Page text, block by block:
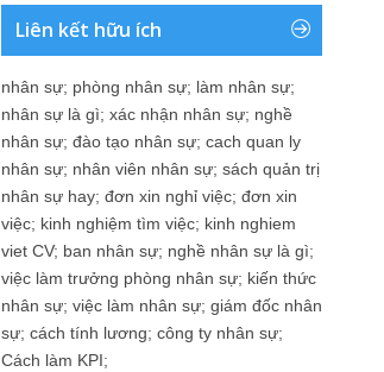
Liên kết hữu ích
nhân sự; phòng nhân sự; làm nhân sự;
nhân sự là gì; xác nhận nhân sự; nghề
nhân sự; đào tạo nhân sự; cach quan ly
nhân sự; nhân viên nhân sự; sách quản trị
nhân sự hay; đơn xin nghỉ việc; đơn xin
việc; kinh nghiệm tìm việc; kinh nghiem
viet CV; ban nhân sự; nghề nhân sự là gì;
việc làm trưởng phòng nhân sự; kiến thức
nhân sự; việc làm nhân sự; giám đốc nhân
sự; cách tính lương; công ty nhân sự;
Cách làm KPI;